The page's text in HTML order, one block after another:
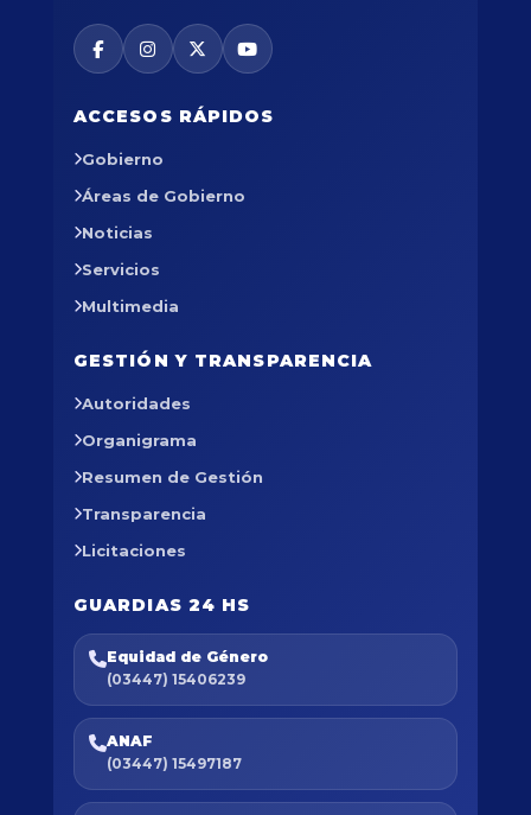
ACCESOS RÁPIDOS
Gobierno
Áreas de Gobierno
Noticias
Servicios
Multimedia
GESTIÓN Y TRANSPARENCIA
Autoridades
Organigrama
Resumen de Gestión
Transparencia
Licitaciones
GUARDIAS 24 HS
Equidad de Género
(03447) 15406239
ANAF
(03447) 15497187